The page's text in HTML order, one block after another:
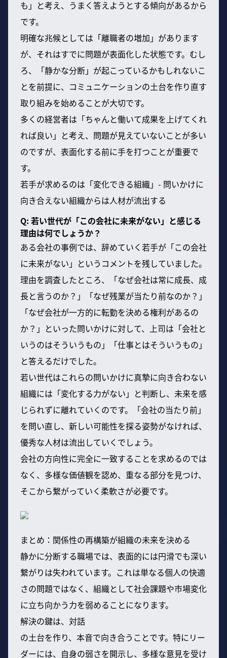
も」と考え、うまく答えようとする傾向があるから
です。
明確な兆候としては「離職者の増加」があります
が、それはすでに問題が表面化した状態です。むし
ろ、「静かな分断」が起こっているかもしれないこ
とを前提に、コミュニケーションの土台を作り直す
取り組みを始めることが大切です。
多くの経営者は「ちゃんと働いて成果を上げてくれ
れば良い」と考え、問題が見えていないことが多い
のですが、表面化する前に手を打つことが重要で
す。
若手が求めるのは「変化できる組織」- 問いかけに
向き合えない組織からは人材が流出する
Q: 若い世代が「この会社に未来がない」と感じる
理由は何でしょうか？
ある会社の事例では、辞めていく若手が「この会社
に未来がない」というコメントを残していました。
理由を調査したところ、「なぜ会社は常に成長、成
長と言うのか？」「なぜ残業が当たり前なのか？」
「なぜ会社が一方的に転勤を決める権利があるの
か？」といった問いかけに対して、上司は「会社と
いうのはそういうもの」「仕事とはそういうもの」
と答えるだけでした。
若い世代はこれらの問いかけに真摯に向き合わない
組織には「変化する力がない」と判断し、未来を感
じられずに離れていくのです。「会社の当たり前」
を問い直し、新しい可能性を探る姿勢がなければ、
優秀な人材は流出していくでしょう。
会社の方向性に完全に一致することを求めるのでは
なく、多様な価値観を認め、重なる部分を見つけ、
そこから繋がっていく柔軟さが必要です。
まとめ：関係性の再構築が組織の未来を決める
静かに分断する職場では、表面的には円滑でも深い
繋がりは失われています。これは単なる個人の快適
さの問題ではなく、組織として社会課題や市場変化
に立ち向かう力を弱めることになります。
解決の鍵は、対話
の土台を作り、本音で向き合うことです。特にリー
ダーには、自身の弱さを開示し、多様な意見を受け